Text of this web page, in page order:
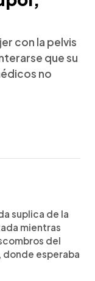
con la pelvis
que su
no
suplica de la
mientras
del
donde esperaba